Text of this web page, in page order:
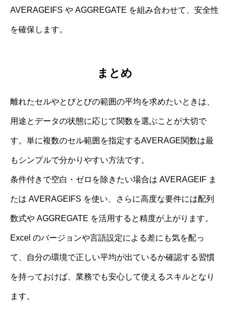
AVERAGEIFS や AGGREGATE を組み合わせて、安全性
を確保します。
まとめ
離れたセルやとびとびの範囲の平均を求めたいときは、
用途とデータの状態に応じて関数を選ぶことが大切で
す。単に複数のセル範囲を指定するAVERAGE関数は最
もシンプルで分かりやすい方法です。
条件付きで空白・ゼロを除きたい場合は AVERAGEIF ま
たは AVERAGEIFS を使い、さらに高度な要件には配列
数式や AGGREGATE を活用すると精度が上がります。
Excel のバージョンや言語設定による差にも気を配っ
て、自分の環境で正しい平均が出ているか確認する習慣
を持っておけば、業務でも安心して使えるスキルとなり
ます。